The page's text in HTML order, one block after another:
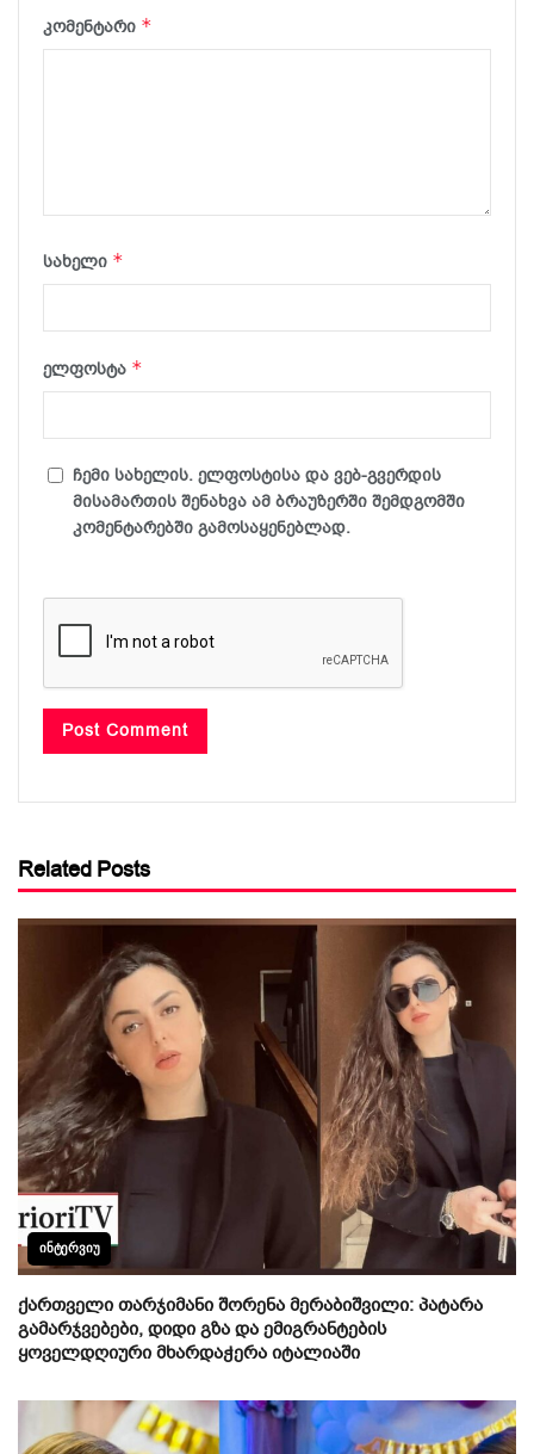
კომენტარი *
სახელი *
ელფოსტა *
ჩემი სახელის. ელფოსტისა და ვებ-გვერდის
მისამართის შენახვა ამ ბრაუზერში შემდგომში
კომენტარებში გამოსაყენებლად.
Related Posts
ᲘᲜᲢᲔᲠᲕᲘᲣ
ქართველი თარჯიმანი შორენა მერაბიშვილი: პატარა
გამარჯვებები, დიდი გზა და ემიგრანტების
ყოველდღიური მხარდაჭერა იტალიაში